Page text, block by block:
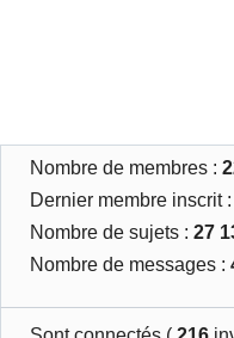
Nombre de membres :
Dernier membre inscrit :
Nombre de sujets :27
Nombre de messages :